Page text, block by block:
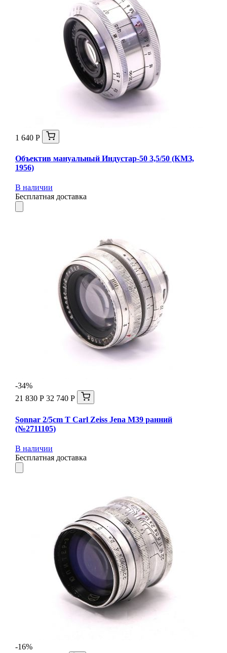
1 640 Р
Объектив мануальный Индустар-50 3,5/50 (КМЗ,
1956)
В наличии
Бесплатная доставка
-34%
21 830 Р 32 740 Р
Sonnar 2/5cm T Carl Zeiss Jena М39 ранний
(№2711105)
В наличии
Бесплатная доставка
-16%